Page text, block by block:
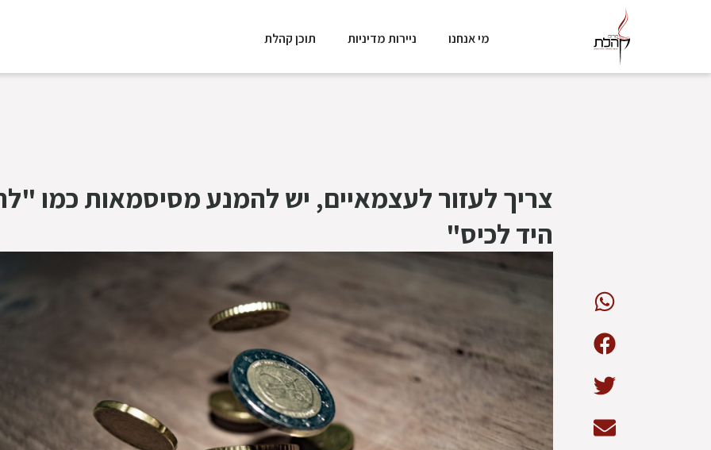
מי אנחנו ניירות מדיניות תוכן קהלת
צריך לעזור לעצמאיים, יש להמנע מסיסמאות כמו
היד לכיס"